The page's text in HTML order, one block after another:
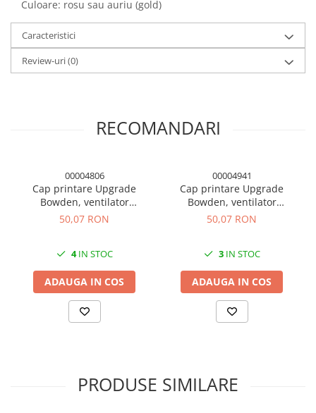
Scule si aparate de masura
Aparate de masura si testare
Cabluri, conectori si izolatie
de lucru
Cabluri si conectori
terminale
Componente electronice
Rezistente si termistori
Tranzistori si circuite integrate
Culoare: rosu sau auriu (gold)
Caracteristici
Review-uri(0)
RECOMANDARI
00004806
Cap printare Upgrade
Bowden, ventilator
1.75/0.4mm, 12V
50,07 RON
4IN STOC
ADAUGA IN COS
00004941
Cap printare Upgrade
Bowden, ventilator
1.75/0.4mm, 24V
50,07 RON
3IN STOC
ADAUGA IN COS
PRODUSE SIMILARE